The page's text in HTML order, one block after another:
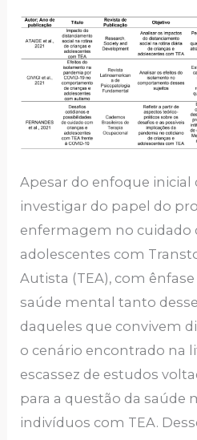
Apesar do enfoque inicial
investigar do papel do
enfermagem no cuidado
adolescentes com
Autista (TEA), com
saúde mental tanto
daqueles que convivem
o cenário encontrado na
escassez de estudos
para a questão da saúde
indivíduos com TEA.